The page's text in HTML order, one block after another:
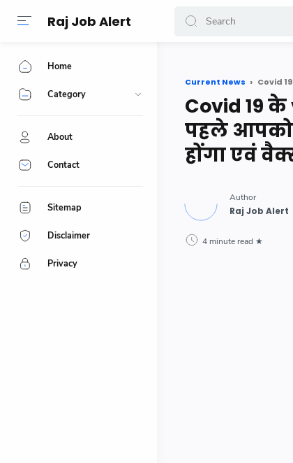
Raj Job Alert
Current News
Covid 19
पहले आपको
होंगा एवं
4 minute read
Home
Category
About
Contact
Sitemap
Disclaimer
Privacy